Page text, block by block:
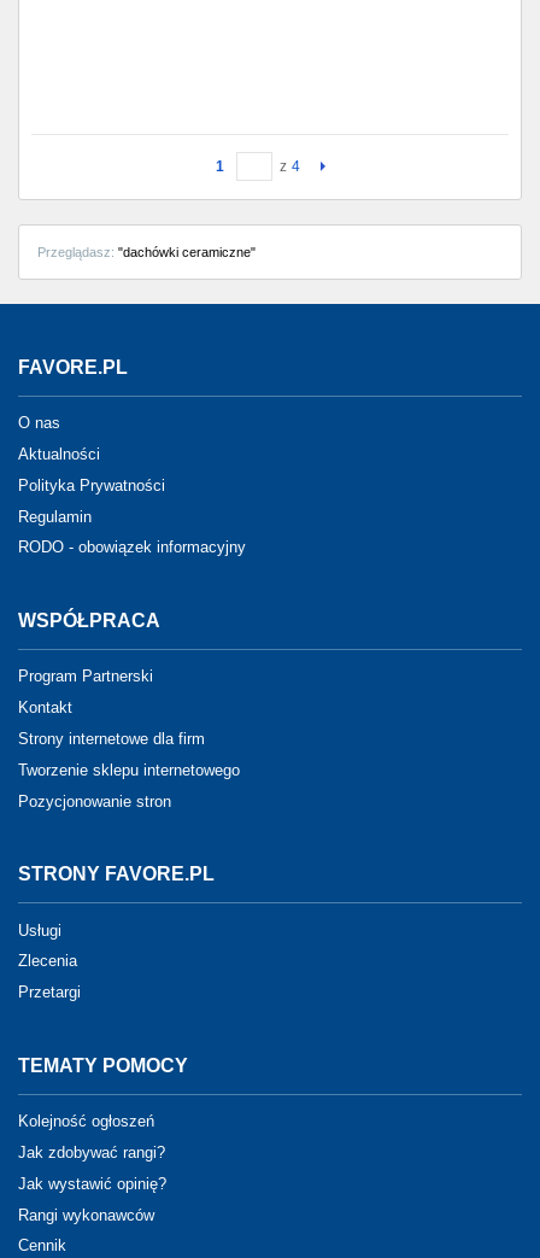
1 z 4
Przeglądasz: "dachówki ceramiczne"
FAVORE.PL
O nas
Aktualności
Polityka Prywatności
Regulamin
RODO - obowiązek informacyjny
WSPÓŁPRACA
Program Partnerski
Kontakt
Strony internetowe dla firm
Tworzenie sklepu internetowego
Pozycjonowanie stron
STRONY FAVORE.PL
Usługi
Zlecenia
Przetargi
TEMATY POMOCY
Kolejność ogłoszeń
Jak zdobywać rangi?
Jak wystawić opinię?
Rangi wykonawców
Cennik